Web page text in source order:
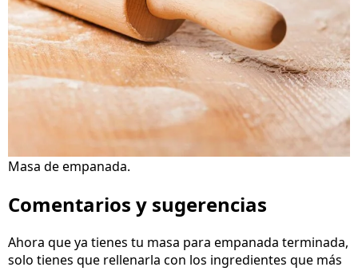
Masa de empanada.
Comentarios y sugerencias
Ahora que ya tienes tu masa para empanada terminada,
solo tienes que rellenarla con los ingredientes que más